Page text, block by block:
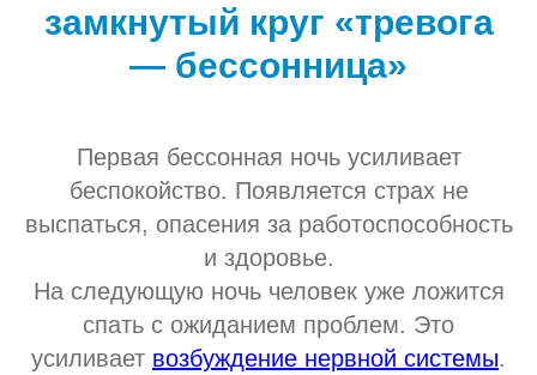
замкнутый круг «тревога
— бессонница»
Первая бессонная ночь усиливает
беспокойство. Появляется страх не
выспаться, опасения за работоспособность
и здоровье.
На следующую ночь человек уже ложится
спать с ожиданием проблем. Это
усиливает возбуждение нервной системы.